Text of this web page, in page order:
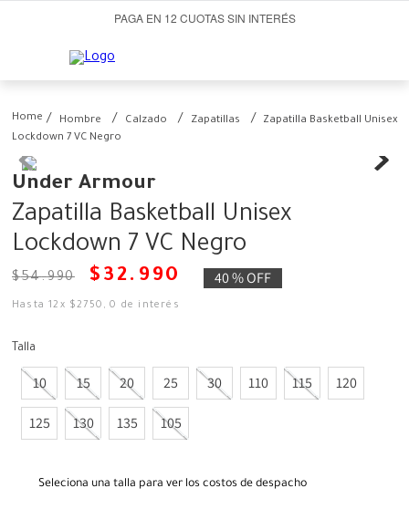
PAGA EN 12 CUOTAS SIN INTERÉS
Hombre Calzado Zapatillas
Zapatilla Basketball Unisex
Lockdown 7 VC Negro
Under Armour
Zapatilla Basketball Unisex
Lockdown 7 VC Negro
$54.990 $ 32. 990 40 %OFF
Hasta12 x $2750 ,0 de interés
Talla
10 15 20 25 30 110 115 120
125 130 135 105
Seleciona una talla para ver los costos de despacho